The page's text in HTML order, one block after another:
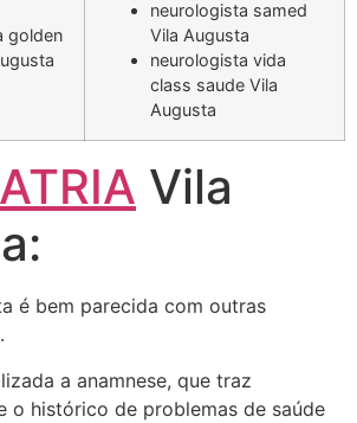
golden
neurologista samed
Vila Augusta
neurologista vida
class saude Vila
Augusta
Vila
é bem parecida com outras
a anamnese, que traz
o histórico de problemas de saúde